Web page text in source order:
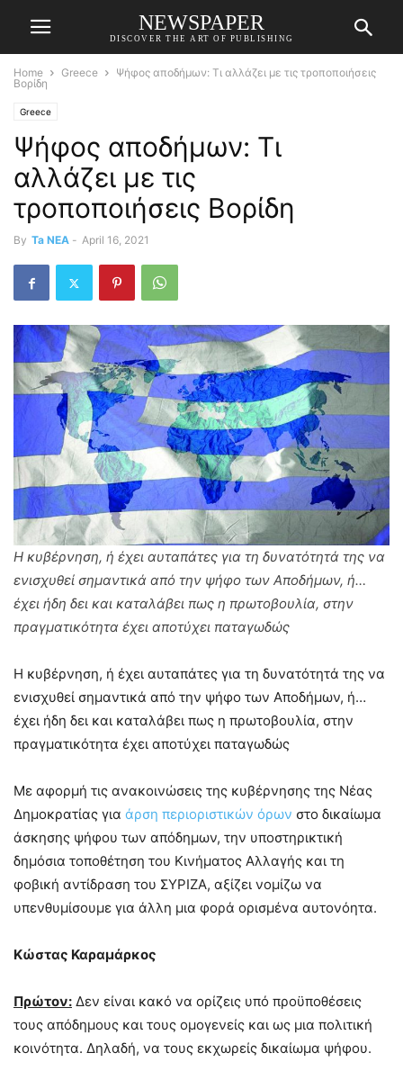
NEWSPAPER
DISCOVER THE ART OF PUBLISHING
Home Greece
Ψήφος αποδήμων: Τι αλλάζει με τις τροποποιήσεις
Βορίδη
Greece
Ψήφος αποδήμων: Τι
αλλάζει με τις
τροποποιήσεις Βορίδη
By Ta NEA - April 16, 2021
Η κυβέρνηση, ή έχει αυταπάτες για τη δυνατότητά της να
ενισχυθεί σημαντικά από την ψήφο των Αποδήμων, ή…
έχει ήδη δει και καταλάβει πως η πρωτοβουλία, στην
πραγματικότητα έχει αποτύχει παταγωδώς
Η κυβέρνηση, ή έχει αυταπάτες για τη δυνατότητά της να
ενισχυθεί σημαντικά από την ψήφο των Αποδήμων, ή…
έχει ήδη δει και καταλάβει πως η πρωτοβουλία, στην
πραγματικότητα έχει αποτύχει παταγωδώς
Με αφορμή τις ανακοινώσεις της κυβέρνησης της Νέας
Δημοκρατίας για άρση περιοριστικών όρων στο δικαίωμα
άσκησης ψήφου των απόδημων, την υποστηρικτική
δημόσια τοποθέτηση του Κινήματος Αλλαγής και τη
φοβική αντίδραση του ΣΥΡΙΖΑ, αξίζει νομίζω να
υπενθυμίσουμε για άλλη μια φορά ορισμένα αυτονόητα.
Κώστας Καραμάρκος
Πρώτον: Δεν είναι κακό να ορίζεις υπό προϋποθέσεις
τους απόδημους και τους ομογενείς και ως μια πολιτική
κοινότητα. Δηλαδή, να τους εκχωρείς δικαίωμα ψήφου.